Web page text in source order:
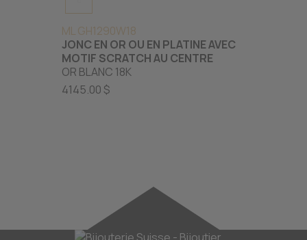
ML GH1290W18
JONC EN OR OU EN PLATINE AVEC
MOTIF SCRATCH AU CENTRE
OR BLANC 18K
4145.00 $